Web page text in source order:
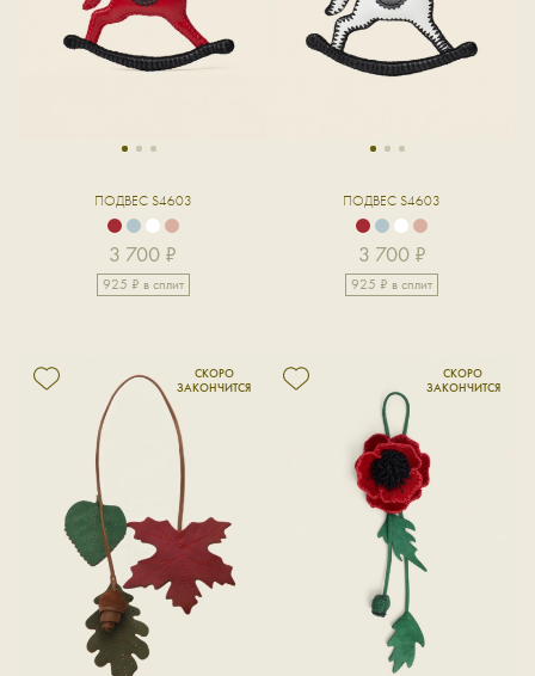
1 2 3
ПОДВЕС S4603
3 700 ₽
925 ₽ в сплит
1 2 3
ПОДВЕС S4603
3 700 ₽
925 ₽ в сплит